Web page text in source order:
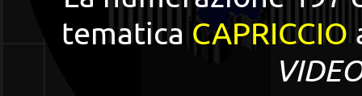
tematica CAPRICCIO